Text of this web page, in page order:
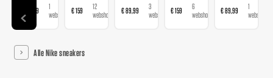
€ 89,99
1
webshop
€ 159
12
webshops
€ 89,99
3
webshops
€ 159
6
webshops
€ 89,99
1
webshop
Alle Nike sneakers